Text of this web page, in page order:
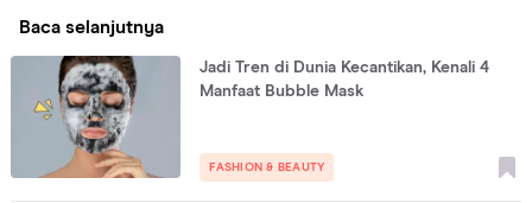
Baca selanjutnya
Jadi Tren di Dunia Kecantikan, Kenali 4
Manfaat Bubble Mask
FASHION & BEAUTY